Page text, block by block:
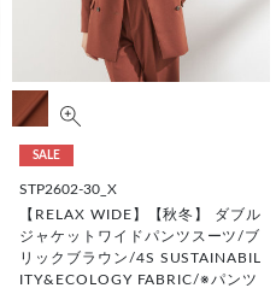
SALE
STP2602-30_X
【RELAX WIDE】【秋冬】 ダブル
ジャケットワイドパンツスーツ/ブ
リックブラウン/4S SUSTAINABIL
ITY&ECOLOGY FABRIC/※パンツ